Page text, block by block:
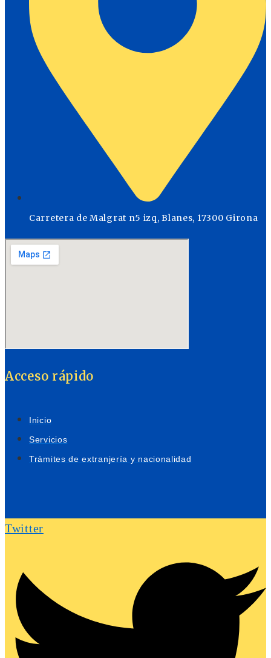
Carretera de Malgrat n5 izq, Blanes, 17300 Girona
Acceso rápido
Inicio
Servicios
Trámites de extranjería y nacionalidad
Twitter